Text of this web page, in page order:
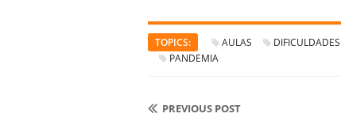
TOPICS: AULAS DIFICULDADES
PANDEMIA
PREVIOUS POST